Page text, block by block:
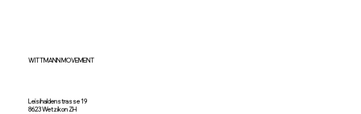
WITTMANN MOVEMENT
Leisihaldenstrasse 19
8623 Wetzikon ZH